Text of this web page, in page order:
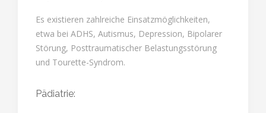
Es existieren zahlreiche Einsatzmöglichkeiten,
etwa bei ADHS, Autismus, Depression, Bipolarer
Störung, Posttraumatischer Belastungsstörung
und Tourette-Syndrom.
Pädiatrie: